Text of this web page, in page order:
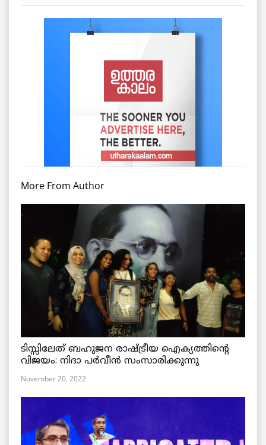
More From Author
ടിസ്സിലേത് ബഹുജന രാഷ്ട്രീയ ഐക്യത്തിന്റെ
വിജയം: നിദാ പർവീൻ സംസാരിക്കുന്നു
November 20, 2022